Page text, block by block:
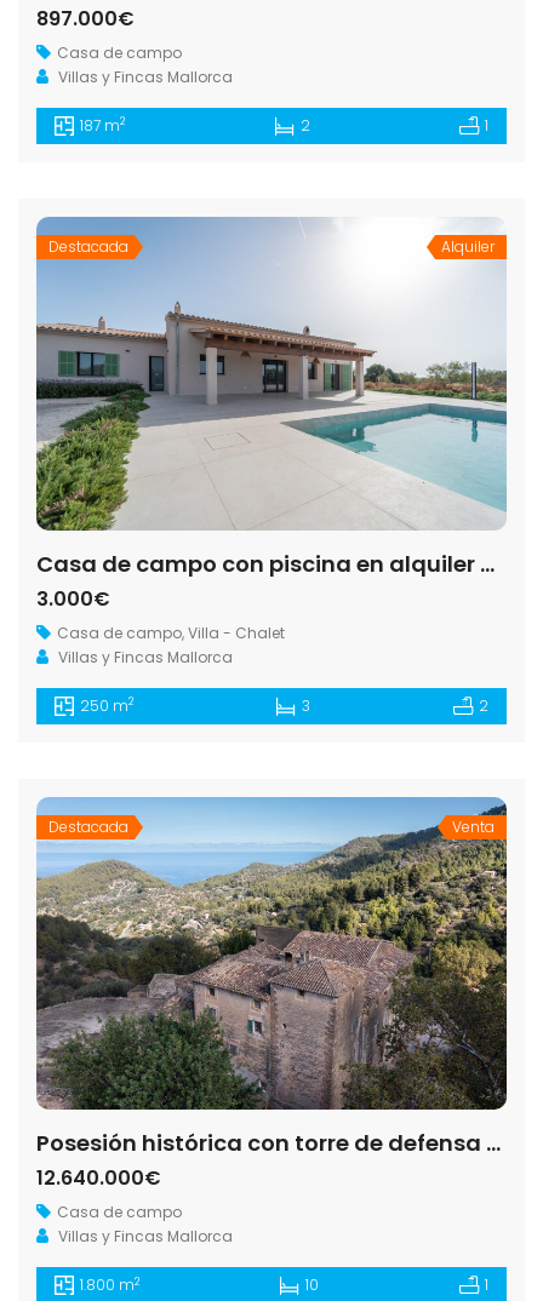
897.000€
Casa de campo
Villas y Fincas Mallorca
187 m2 2 1
Destacada Alquiler
Casa de campo con piscina en alquiler en Ses Salines
3.000€
Casa de campo,Villa - Chalet
Villas y Fincas Mallorca
250 m2 3 2
Destacada Venta
Posesión histórica con torre de defensa y 311 hectáreas con vistas al mar junto a Estellencs
12.640.000€
Casa de campo
Villas y Fincas Mallorca
1.800 m2 10 1